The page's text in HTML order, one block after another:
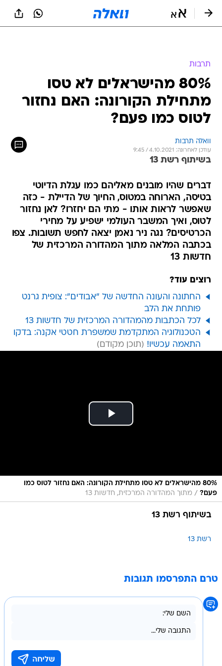
תרבות
80% מהישראלים לא טסו
מתחילת הקורונה: האם נחזור
לטוס כמו פעם?
וואלה תרבות
עודכן לאחרונה: 4.10.2021 / 9:45
בשיתוף רשת 13
דברים שהיו מובנים מאליהם כמו עגלת הדיוטי
בטיסה, הארוחה במטוס, החיוך של הדיילת - כזה
שאפשר לראות אותו - מתי הם יחזרו? לאן נחזור
לטוס, ואיך המשבר העולמי ישפיע על מחירי
הכרטיסים? נגה ניר נאמן יצאה לחפש תשובות. צפו
בכתבה המלאה מתוך המהדורה המרכזית של
חדשות 13
רוצים עוד?
החתונה והעונה החדשה של "אבודים": צופית גרנט
פותחת את הלב
לכל הכתבות מהמהדורה המרכזית של חדשות 13
הטכנולוגיה המתקדמת שמשפרת חטטי אקנה: בדקו
התאמה עכשיו!
80% מהישראלים לא טסו מתחילת הקורונה: האם נחזור לטוס כמו
פעם? / מתוך המהדורה המרכזית, חדשות 13
בשיתוף רשת 13
רשת 13
טרם התפרסמו תגובות